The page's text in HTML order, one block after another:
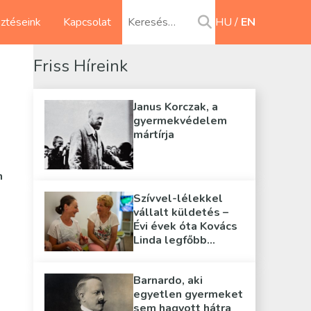
Kapcsolat HU EN
Friss Híreink
Janus Korczak, a
gyermekvédelem
mártírja
Szívvel-lélekkel
vállalt küldetés –
Évi évek óta Kovács
Linda legfőbb
Barnardo, aki
egyetlen gyermeket
sem hagyott hátra